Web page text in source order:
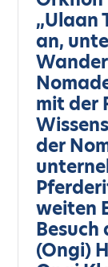
„Ulaan
an,
mit der
der
weiten
Besuch
(Ongi)